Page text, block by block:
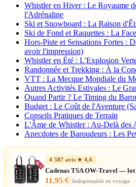
Whistler en Hiver : Le Royaume
l'Adrénaline
Ski et Snowboard : La Raison
Ski de Fond et Raquettes : La
Hors-Piste et Sensations Fortes :
avoir l'impression)
Whistler en Été : L'Explosion
Randonnée et Trekking : À la
VTT : La Mecque Mondiale du
Autres Activités Estivales : Le
Quand Partir ? Le Timing du
Budget : Le Coût de l'Aventure
Conseils Pratiques de Terrain
L'Âme de Whistler : Au-Delà des
Anecdotes de Baroudeurs : Les
4 587 avis ★ 4,6
Cadenas TSA OW-Travel — lot
11,95 € Indispensable en voyage